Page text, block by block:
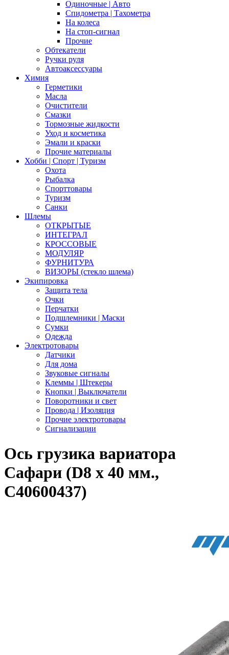
Одиночные | Авто
Спидометра | Тахометра
На колеса
На стоп-сигнал
Прочие
Обтекатели
Ручки руля
Автоаксессуары
Химия
Герметики
Масла
Очистители
Смазки
Тормозные жидкости
Уход и косметика
Эмали и краски
Прочие материалы
Хобби | Cпорт | Туризм
Охота
Рыбалка
Спорттовары
Туризм
Санки
Шлемы
ОТКРЫТЫЕ
ИНТЕГРАЛ
КРОССОВЫЕ
МОДУЛЯР
ФУРНИТУРА
ВИЗОРЫ (стекло шлема)
Экипировка
Защита тела
Очки
Перчатки
Подшлемники | Маски
Сумки
Одежда
Электротовары
Датчики
Для дома
Звуковые сигналы
Клеммы | Штекеры
Кнопки | Выключатели
Поворотники и свет
Провода | Изоляция
Прочие электротовары
Сигнализации
Ось грузика вариатора
Сафари (D8 x 40 мм.,
C40600437)